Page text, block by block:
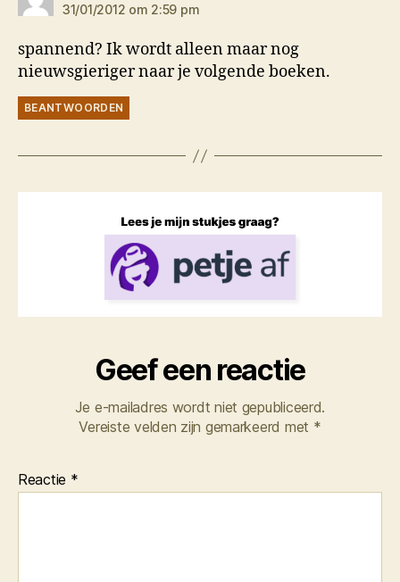
31/01/2012 om 2:59 pm
spannend? Ik wordt alleen maar nog
nieuwsgieriger naar je volgende boeken.
BEANTWOORDEN
Geef een reactie
Je e-mailadres wordt niet gepubliceerd.
Vereiste velden zijn gemarkeerd met *
Reactie *